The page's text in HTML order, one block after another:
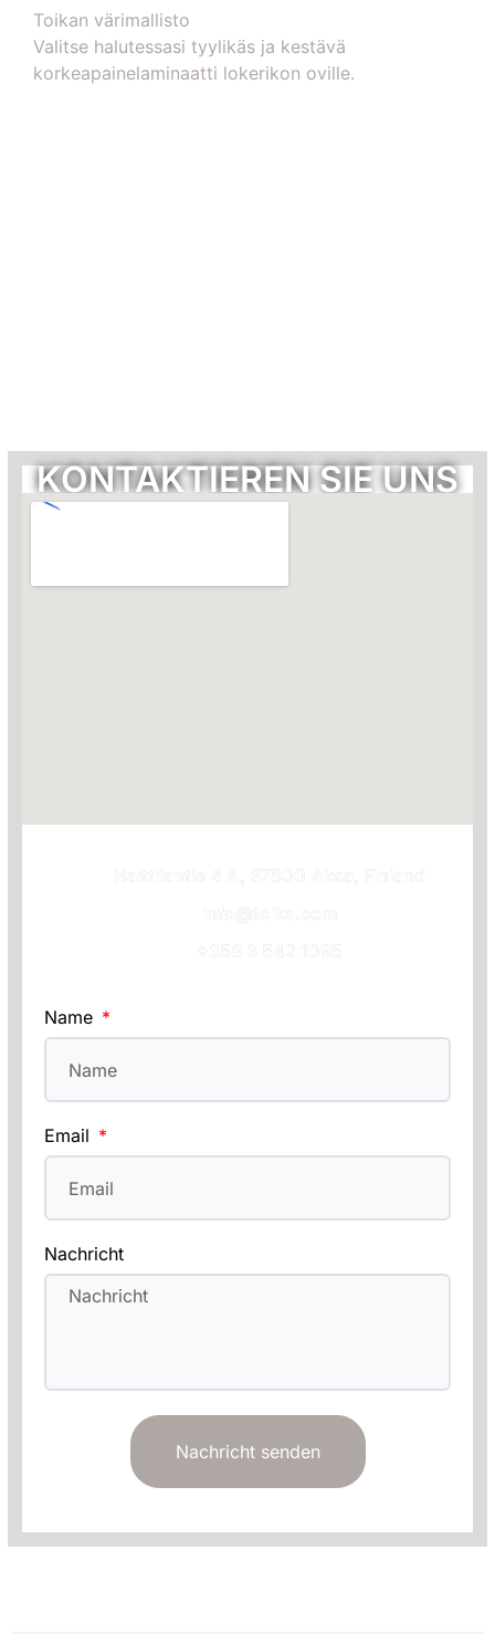
Toikan värimallisto
Valitse halutessasi tyylikäs ja kestävä
korkeapainelaminaatti lokerikon oville.
KONTAKTIEREN SIE UNS
Name
Email
Nachricht
Nachricht senden